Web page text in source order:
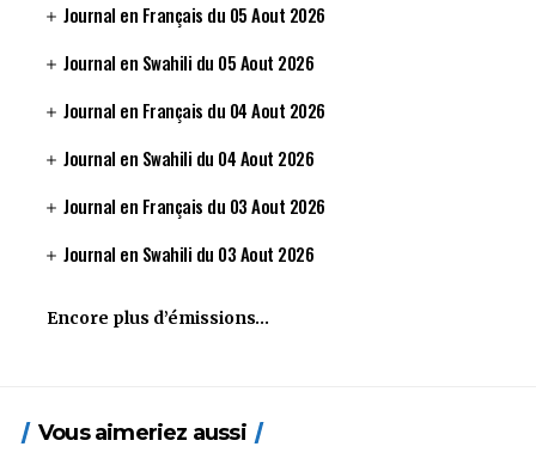
Journal en Français du 05 Aout 2026
Journal en Swahili du 05 Aout 2026
Journal en Français du 04 Aout 2026
Journal en Swahili du 04 Aout 2026
Journal en Français du 03 Aout 2026
Journal en Swahili du 03 Aout 2026
Encore plus d’émissions…
Vous aimeriez aussi